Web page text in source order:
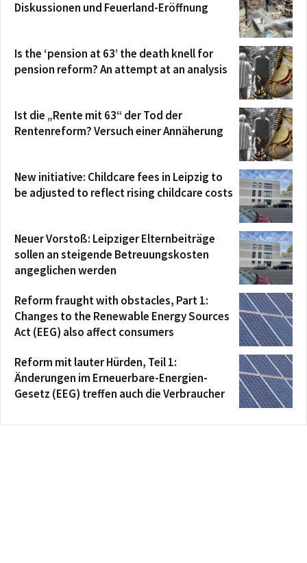
Diskussionen und Feuerland-Eröffnung
Is the ‘pension at 63’ the death knell for
pension reform? An attempt at an analysis
Ist die „Rente mit 63“ der Tod der
Rentenreform? Versuch einer Annäherung
New initiative: Childcare fees in Leipzig to
be adjusted to reflect rising childcare costs
Neuer Vorstoß: Leipziger Elternbeiträge
sollen an steigende Betreuungskosten
angeglichen werden
Reform fraught with obstacles, Part 1:
Changes to the Renewable Energy Sources
Act (EEG) also affect consumers
Reform mit lauter Hürden, Teil 1:
Änderungen im Erneuerbare-Energien-
Gesetz (EEG) treffen auch die Verbraucher